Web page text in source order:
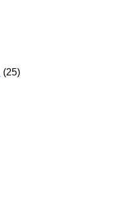
(25)